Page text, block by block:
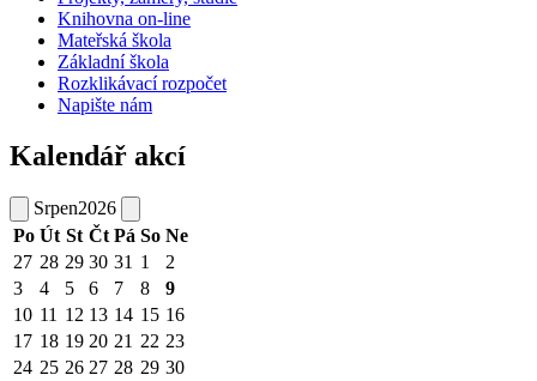
Knihovna on-line
Mateřská škola
Základní škola
Rozklikávací rozpočet
Napište nám
Kalendář akcí
Srpen2026
Po Út St Čt Pá So Ne
27 28 29 30 31 1
2
3
4 5 6 7 8
9
10 11 12 13 14 15 16
17 18 19 20 21 22 23
24 25 26 27 28 29 30